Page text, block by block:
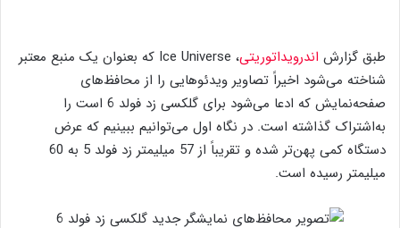
طبق گزارش اندرویداتوریتی
، Ice Universe که بعنوان یک منبع معتبر
شناخته می‌شود اخیراً تصاویر ویدئوهایی را از محافظ‌های
صفحه‌نمایش که ادعا می‌شود برای گلکسی زد فولد 6 است را
به‌اشتراک گذاشته است. در نگاه اول می‌توانیم ببینیم که عرض
دستگاه کمی پهن‌تر شده و تقریباً از 57 میلیمتر زد فولد 5 به 60
میلیمتر رسیده است.